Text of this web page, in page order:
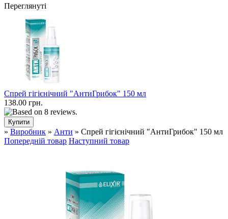
Переглянуті
Спрей гігієнічний "АнтиГрибок" 150 мл
138.00 грн.
» Виробник » Анти » Спрей гігієнічний "АнтиГрибок" 150 мл
Попередній товар Наступний товар